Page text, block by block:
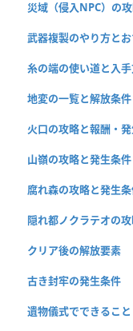
災域（侵入NPC）の
武器複製のやり方と
糸の端の使い道と入
地変の一覧と解放条件
火口の攻略と報酬・
山嶺の攻略と発生条件
腐れ森の攻略と発生
隠れ都ノクラテオの
クリア後の解放要素
古き封牢の発生条件
遺物儀式でできること